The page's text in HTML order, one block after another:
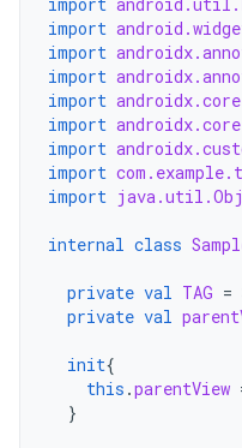
import
import
import
import
import
import
import
import
internal class
private val TAG =
private val
init{
this .parentView
}